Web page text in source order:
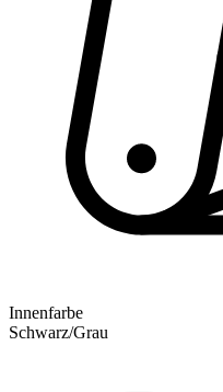
Innenfarbe
Schwarz/Grau